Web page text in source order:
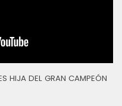
HIJA DEL GRAN CAMPEÓN